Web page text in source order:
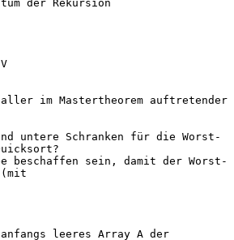
der Rekursion
aller im Mastertheorem auftretender
untere Schranken für die Worst-
beschaffen sein, damit der Worst-
leeres Array A der